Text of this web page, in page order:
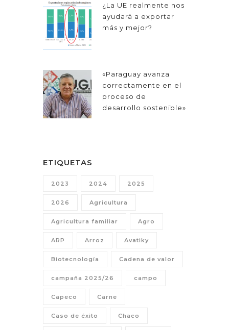
¿La UE realmente nos
ayudará a exportar
más y mejor?
«Paraguay avanza
correctamente en el
proceso de
desarrollo sostenible»
ETIQUETAS
2023 2024 2025
2026 Agricultura
Agricultura familiar Agro
ARP Arroz Avatiky
Biotecnología Cadena de valor
campaña 2025/26 campo
Capeco Carne
Caso de éxito Chaco